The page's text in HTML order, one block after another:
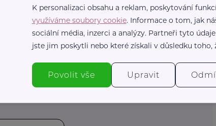
Domov pro seniory Podpora, pomoc, péče Zábava
Bílovec
bydlení pro seniory? To vše pro ně
dům v Bílovci
K personalizaci obsahu a reklam, poskytování
využíváme soubory cookie. Informace o tom, jak
sociální média, inzerci a analýzy. Partneři tyto
jste jim poskytli nebo které získali v důsledku toho,
Povolit vše Upravit